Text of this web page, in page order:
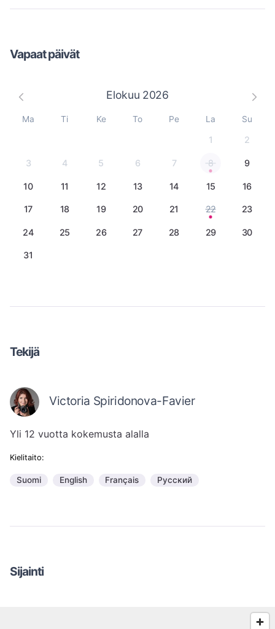
Vapaat päivät
Elokuu 2026
Ma Ti Ke To Pe La Su
1 2
3 4 5 6 7 8 9
10 11 12 13 14 15 16
17 18 19 20 21 22 23
24 25 26 27 28 29 30
31
Tekijä
Victoria Spiridonova-Favier
Yli 12 vuotta kokemusta alalla
Kielitaito:
Suomi English Français Русский
Sijainti